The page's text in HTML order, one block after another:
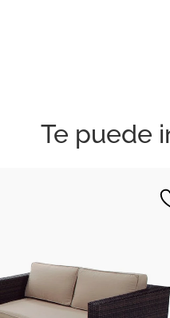
Te puede